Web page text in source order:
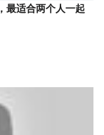
最适合两个人一起